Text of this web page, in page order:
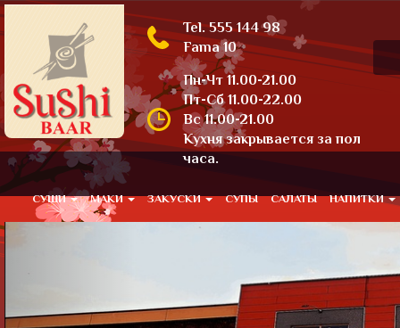
Tel. 555 144 98
Fama 10
Пн-Чт 11.00-21.00
Пт-Сб 11.00-22.00
Вс 11.00-21.00
Кухня закрывается за пол
часа.
СУШИ МАКИ ЗАКУСКИ СУПЫ САЛАТЫ НАПИТКИ